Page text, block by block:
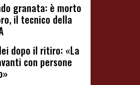
granata: è morto
il tecnico della
dopo il ritiro: «La
con persone